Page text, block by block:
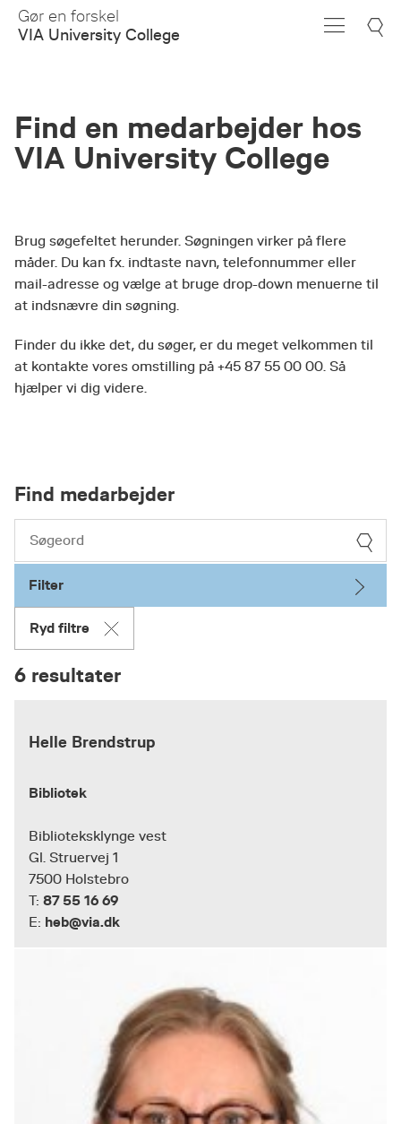
Skip
Main
Gør en forskel
VIA University College
Find en medarbejder hos
VIA University College
Brug søgefeltet herunder. Søgningen virker på flere
måder. Du kan fx. indtaste navn, telefonnummer eller
mail-adresse og vælge at bruge drop-down menuerne til
at indsnævre din søgning.
Finder du ikke det, du søger, er du meget velkommen til
at kontakte vores omstilling på +45 87 55 00 00. Så
hjælper vi dig videre.
Find medarbejder
Filter
Ryd filtre
6 resultater
Helle Brendstrup
Bibliotek
Biblioteksklynge vest
Gl. Struervej 1
7500 Holstebro
T: 87 55 16 69
E: heb@via.dk